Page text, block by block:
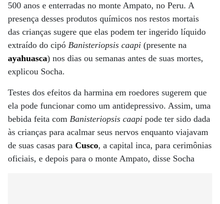
500 anos e enterradas no monte Ampato, no Peru. A
presença desses produtos químicos nos restos mortais
das crianças sugere que elas podem ter ingerido líquido
extraído do cipó Banisteriopsis caapi (presente na
ayahuasca) nos dias ou semanas antes de suas mortes,
explicou Socha.
Testes dos efeitos da harmina em roedores sugerem que
ela pode funcionar como um antidepressivo. Assim, uma
bebida feita com Banisteriopsis caapi pode ter sido dada
às crianças para acalmar seus nervos enquanto viajavam
de suas casas para Cusco, a capital inca, para cerimônias
oficiais, e depois para o monte Ampato, disse Socha